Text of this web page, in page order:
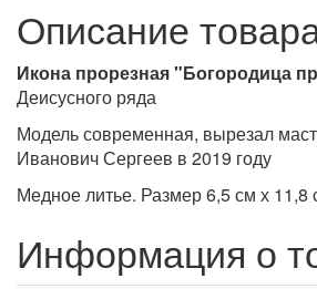
Описание
Икона прорезная "Богородица
Деисусного ряда
Модель современная, вырезал
Иванович Сергеев в 2019 году
Медное литье. Размер 6,5 см х 11,8
Информация о